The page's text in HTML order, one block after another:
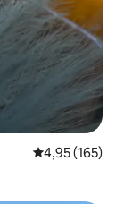
Note
4,95 (165)